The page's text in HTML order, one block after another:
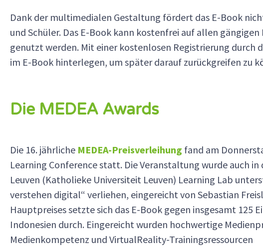
Dank der multimedialen Gestaltung fördert das E-Book
und Schüler. Das E-Book kann kostenfrei auf allen
genutzt werden. Mit einer kostenlosen Registrierung durch
im E-Book hinterlegen, um später darauf zurückgreifen zu
Die MEDEA Awards
Die 16. jährliche MEDEA-Preisverleihung fand am
Learning Conference statt. Die Veranstaltung wurde auch
Leuven (Katholieke Universiteit Leuven) Learning Lab
verstehen digital“ verliehen, eingereicht von Sebastian
Hauptpreises setzte sich das E-Book gegen insgesamt 125
Indonesien durch. Eingereicht wurden hochwertige
Medienkompetenz und VirtualReality-Trainingsressourcen